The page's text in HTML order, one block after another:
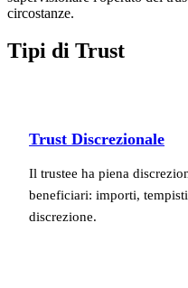
circostanze.
Tipi di Trust
Trust Discrezionale
Il trustee ha piena
beneficiari: importi,
discrezione.